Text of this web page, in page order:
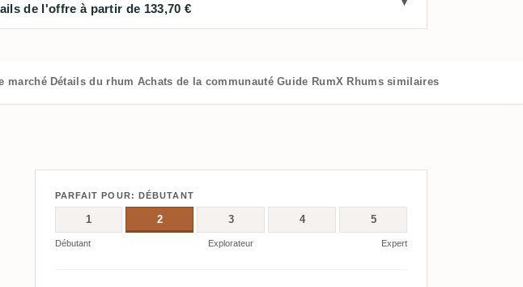
de l'offre à partir de 133,70 €
marché Détails du rhum Achats de la communauté Guide RumX Rhums similaires
PARFAIT POUR: DÉBUTANT
1 2 3 4 5
Débutant Explorateur Expert